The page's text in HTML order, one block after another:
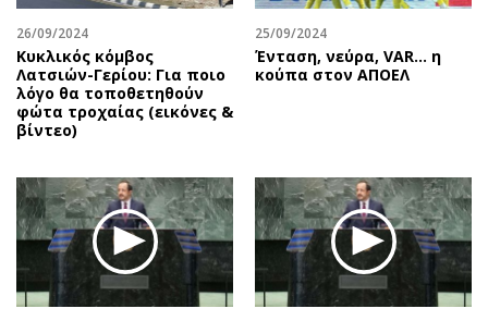
26/09/2024
Κυκλικός κόμβος
Λατσιών-Γερίου: Για ποιο
λόγο θα τοποθετηθούν
φώτα τροχαίας (εικόνες &
βίντεο)
25/09/2024
Ένταση, νεύρα, VAR… η
κούπα στον ΑΠΟΕΛ